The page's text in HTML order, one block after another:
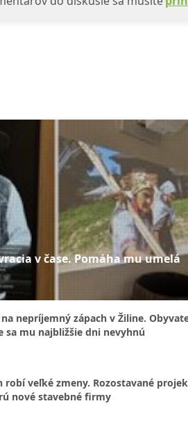
v čase. Pomáha mu umelá
nepríjemný zápach v Žiline.
sa mu najbližšie dni nevyhnú
robí veľké zmeny. Rozostavané
nové stavebné firmy